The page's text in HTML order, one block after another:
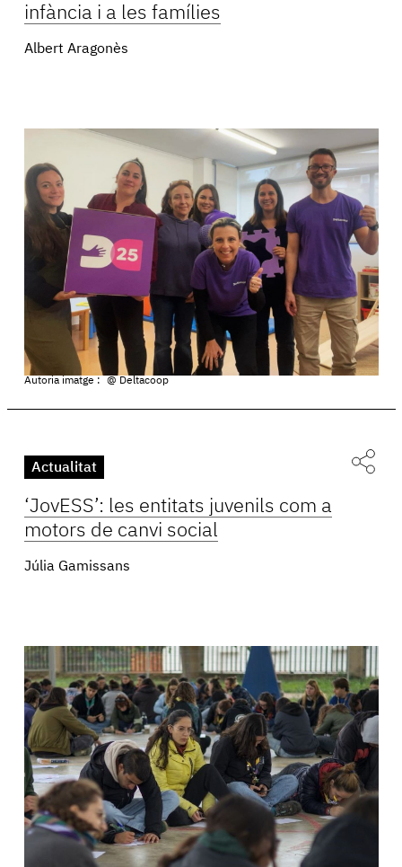
infància i a les famílies
Albert Aragonès
Autoria imatge : @ Deltacoop
Actualitat
‘JovESS’: les entitats juvenils com a
motors de canvi social
Júlia Gamissans